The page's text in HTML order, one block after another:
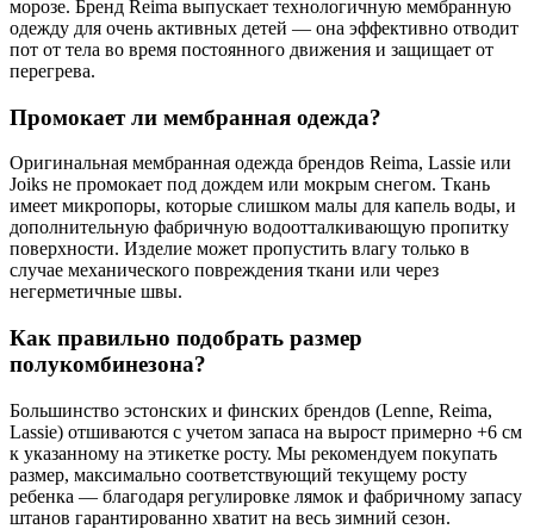
морозе. Бренд Reima выпускает технологичную мембранную
одежду для очень активных детей — она эффективно отводит
пот от тела во время постоянного движения и защищает от
перегрева.
Промокает ли мембранная одежда?
Оригинальная мембранная одежда брендов Reima, Lassie или
Joiks не промокает под дождем или мокрым снегом. Ткань
имеет микропоры, которые слишком малы для капель воды, и
дополнительную фабричную водоотталкивающую пропитку
поверхности. Изделие может пропустить влагу только в
случае механического повреждения ткани или через
негерметичные швы.
Как правильно подобрать размер
полукомбинезона?
Большинство эстонских и финских брендов (Lenne, Reima,
Lassie) отшиваются с учетом запаса на вырост примерно +6 см
к указанному на этикетке росту. Мы рекомендуем покупать
размер, максимально соответствующий текущему росту
ребенка — благодаря регулировке лямок и фабричному запасу
штанов гарантированно хватит на весь зимний сезон.